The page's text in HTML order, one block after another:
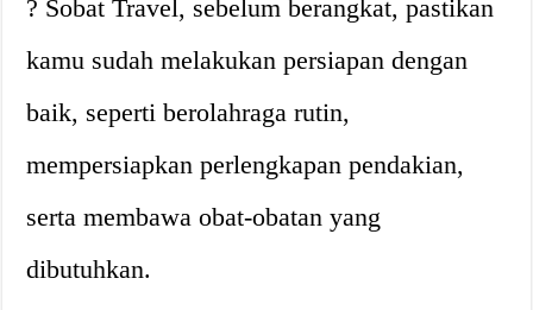
? Sobat Travel, sebelum berangkat, pastikan
kamu sudah melakukan persiapan dengan
baik, seperti berolahraga rutin,
mempersiapkan perlengkapan pendakian,
serta membawa obat-obatan yang
dibutuhkan.